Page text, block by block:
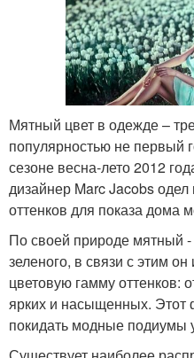
Мятный цвет в одежде –
популярностью не первый
сезоне весна-лето 2012
дизайнер Marc Jacobs
оттенков для показа дома
По своей природе мятный -
зеленого, в связи с этим
цветовую гамму оттенков:
ярких и насыщенных. Этот
покидать модные подиумы